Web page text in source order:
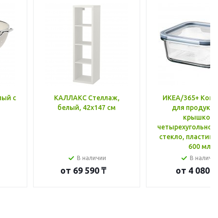
с
КАЛЛАКС Стеллаж,
белый, 42x147 см
В наличии
от 69 590 ₸
ИКЕА/365+
для
крышкой,
стекло, пластик
600 мл
В
от 4 080 ₸